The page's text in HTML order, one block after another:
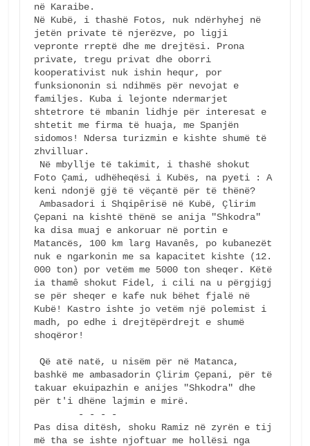
në Karaibe.
Në Kubë, i thashë Fotos, nuk ndërhyhej në
jetën private të njerëzve, po ligji
vepronte rreptë dhe me drejtësi. Prona
private, tregu privat dhe oborri
kooperativist nuk ishin hequr, por
funksiononin si ndihmës për nevojat e
familjes. Kuba i lejonte ndermarjet
shtetrore të mbanin lidhje për interesat e
shtetit me firma të huaja, me Spanjën
sidomos! Ndersa turizmin e kishte shumë të
zhvilluar.
Foto Çami, udhëheqësi i Kubës, na pyeti : A
keni ndonjë gjë të vëçantë për të thënë?
Ambasadori i Shqipêrisë në Kubë, Çlirim
Çepani na kishtë thënë se anija "Shkodra"
ka disa muaj e ankoruar në portin e
Matancës, 100 km larg Havanês, po kubanezët
nuk e ngarkonin me sa kapacitet kishte (12.
000 ton) por vetëm me 5000 ton sheqer. Këtë
ia thamê shokut Fidel, i cili na u përgjigj
se për sheqer e kafe nuk bëhet fjalë në
Kubë! Kastro ishte jo vetëm një polemist i
madh, po edhe i drejtëpërdrejt e shumë
shoqëror!
Që atë natë, u nisëm për në Matanca,
bashkë me ambasadorin Çlirim Çepani, për të
takuar ekuipazhin e anijes "Shkodra" dhe
për t'i dhëne lajmin e mirë.
Pas disa ditësh, shoku Ramiz në zyrën e tij
më tha se ishte njoftuar me hollësi nga